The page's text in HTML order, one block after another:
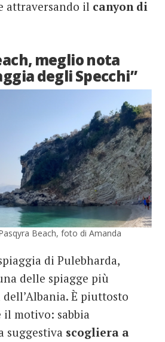
attraversando il canyon di
meglio nota
degli Specchi”
Beach, foto di Amanda
di Pulebharda,
delle spiagge più
È piuttosto
motivo: sabbia
suggestiva scogliera a